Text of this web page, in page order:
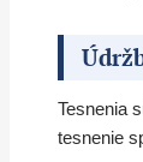
Tesnenia
tesnenie